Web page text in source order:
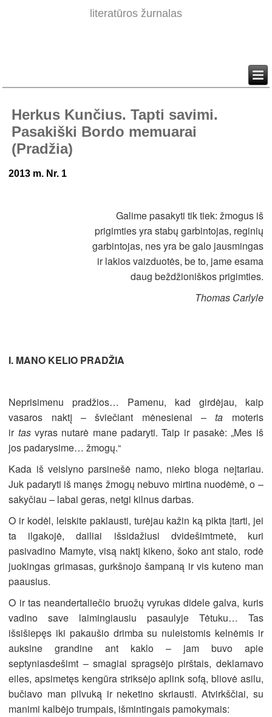
literatūros žurnalas
Herkus Kunčius. Tapti savimi.
Pasakiški Bordo memuarai
(Pradžia)
2013 m. Nr. 1
Galime pasakyti tik tiek: žmogus iš
prigimties yra stabų garbintojas, reginių
garbintojas, nes yra be galo jausmingas
ir lakios vaizduotės, be to, jame esama
daug beždžioniškos prigimties.
Thomas Carlyle
I. MANO KELIO PRADŽIA
Neprisimenu pradžios… Pamenu, kad girdėjau, kaip
vasaros naktį – šviečiant mėnesienai –ta moteris
ir tasvyras nutarė mane padaryti. Taip ir pasakė: „Mes iš
jos padarysime… žmogų.“
Kada iš veislyno parsinešė namo, nieko bloga neįtariau.
Juk padaryti iš manęs žmogų nebuvo mirtina nuodėmė, o –
sakyčiau – labai geras, netgi kilnus darbas.
O ir kodėl, leiskite paklausti, turėjau kažin ką pikta įtarti, jei
ta ilgakojė, dailiai išsidažiusi dvidešimtmetė, kuri
pasivadino Mamyte, visą naktį kikeno, šoko ant stalo, rodė
juokingas grimasas, gurkšnojo šampaną ir vis kuteno man
paausius.
O ir tas neandertaliečio bruožų vyrukas didele galva, kuris
vadino save laimingiausiu pasaulyje Tėtuku… Tas
išsišiepęs iki pakaušio drimba su nuleistomis kelnėmis ir
auksine grandine ant kaklo – jam buvo apie
septyniasdešimt – smagiai spragsėjo pirštais, deklamavo
eiles, apsimetęs kengūra striksėjo aplink sofą, bliovė asilu,
bučiavo man pilvuką ir neketino skriausti. Atvirkščiai, su
manimi kalbėjo trumpais, išmintingais pamokymais: